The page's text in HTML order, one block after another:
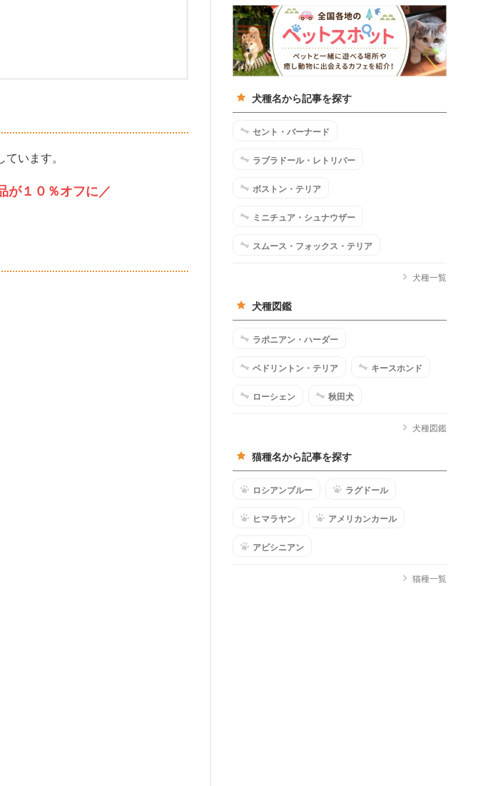
います。
が１０％オフに／
犬種名から記事を探す
セント・バーナード
ラブラドール・レトリバー
ボストン・テリア
ミニチュア・シュナウザー
スムース・フォックス・テリア
犬種一覧
犬種図鑑
ラポニアン・ハーダー
ベドリントン・テリア キースホンド
ローシェン 秋田犬
犬種図鑑
猫種名から記事を探す
ロシアンブルー ラグドール
ヒマラヤン アメリカンカール
アビシニアン
猫種一覧